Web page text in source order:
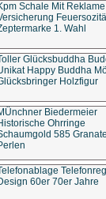
Schale Mit Reklame
1. Wahl
Glücksbuddha
Happy Buddha
Holzfigur
Biedermeier
Ohrringe
585
60er 70er Jahre